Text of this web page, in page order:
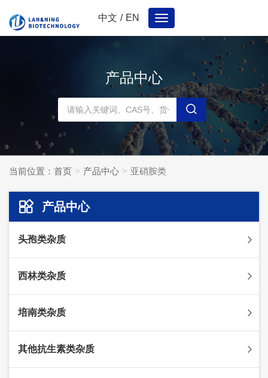
中文 / EN
Toggle
navigation
产品中心
当前位置： 首页 产品中心 亚硝胺类
产品中心
头孢类杂质
头孢唑林杂质
西林类杂质
苯唑西林杂质
培南类杂质
其他抗生素类杂质